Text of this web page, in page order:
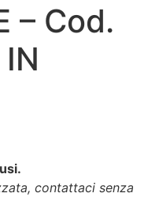
– Cod.
contattaci senza